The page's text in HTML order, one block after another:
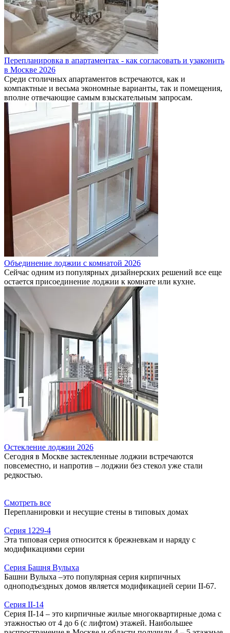
Перепланировка в апартаментах - как согласовать и узаконить
в Москве 2026
Среди столичных апартаментов встречаются, как и
компактные и весьма экономные варианты, так и помещения,
вполне отвечающие самым взыскательным запросам.
Объединение лоджии с комнатой 2026
Сейчас одним из популярных дизайнерских решений все еще
остается присоединение лоджии к комнате или кухне.
Остекление лоджии 2026
Сегодня в Москве застекленные лоджии встречаются
повсеместно, и напротив – лоджии без стекол уже стали
редкостью.
Смотреть все
Перепланировки и несущие стены в типовых домах
Серия 1229-4
Эта типовая серия относится к брежневкам и наряду с
модификациями серии
Серия Башня Вулыха
Башни Вулыха –это популярная серия кирпичных
одноподъездных домов является модификацией серии II-67.
Серия II-14
Серия II-14 – это кирпичные жилые многоквартирные дома с
этажностью от 4 до 6 (с лифтом) этажей. Наибольшее